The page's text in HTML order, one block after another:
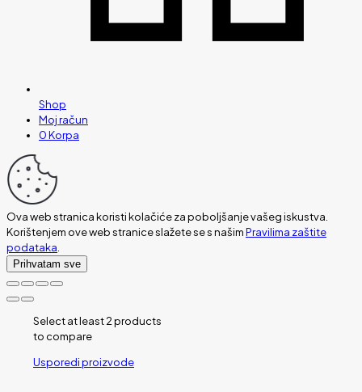
Shop
Moj račun
0Korpa
Ova web stranica koristi kolačiće za poboljšanje vašeg iskustva.
Korištenjem ove web stranice slažete se s našimPravilima zaštite
podataka.
Prihvatam sve
Select at least 2 products
to compare
Usporedi proizvode